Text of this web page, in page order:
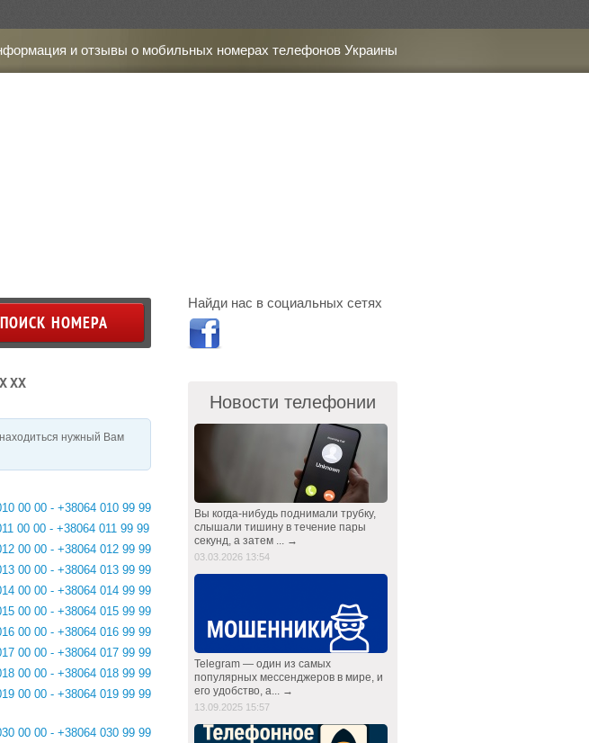
и отзывы о мобильных номерах телефонов Украины
XX
нужный Вам
00 00 - +38064 010 99 99
00 00 - +38064 011 99 99
00 00 - +38064 012 99 99
00 00 - +38064 013 99 99
00 00 - +38064 014 99 99
00 00 - +38064 015 99 99
00 00 - +38064 016 99 99
00 00 - +38064 017 99 99
00 00 - +38064 018 99 99
00 00 - +38064 019 99 99
00 00 - +38064 030 99 99
Найди нас в социальных сетях
Новости телефонии
Вы когда-нибудь поднимали трубку,
слышали тишину в течение пары
секунд, а затем ... →
03.03.2026 13:54
Telegram — один из самых
популярных мессенджеров в мире, и
его удобство, а... →
13.09.2025 15:57